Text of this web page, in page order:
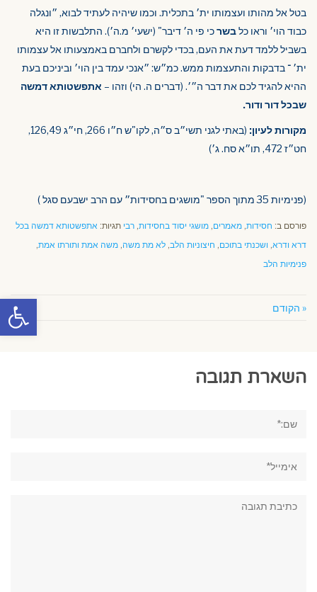
פתח
בטל אל מהותו ועצמותו ית׳ בתכלית. וכמו שיהיה לעתיד לבוא, ״ונגלה
כבוד הוי׳ וראו כלבשרכי פי ה׳ דיבר" (ישעי׳ מ.ה׳). התלבשות זו היא
בשביל ללמד דעת את העם, בכדי לקשרם ולחברם באמצעותו אל עצמותו
ית׳ ־ בדבקות והתעצמות ממש. כמ״ש: ״אנכי עמד בין הוי׳ וביניכם בעת
ההיא להגיד לכם את דבר ה״׳. (דברים ה. הי) וזהו – אתפשטותא דמשה
שבכל דור ודור.
מקורות לעיון:
(באתי לגני תשי״ב ס״ה, לקו"ש ח״ו 266, חי״ג 126,49,
חט״ז 472, תו״א סח. ג׳)
(פנימיות 35 מתוך הספר "מושגים בחסידות״ עם הרב ישבעם סגל )
פורסם ב: חסידות, מאמרים, מושגי יסוד בחסידות, רבי תגיות: אתפשטותא דמשה בכל
דרא ודרא, ושכנתי בתוכם, חיצוניות הלב, לא מת משה, משה אמת ותורתו אמת,
פנימיות הלב
« הקודם הבא »
השארת תגובה